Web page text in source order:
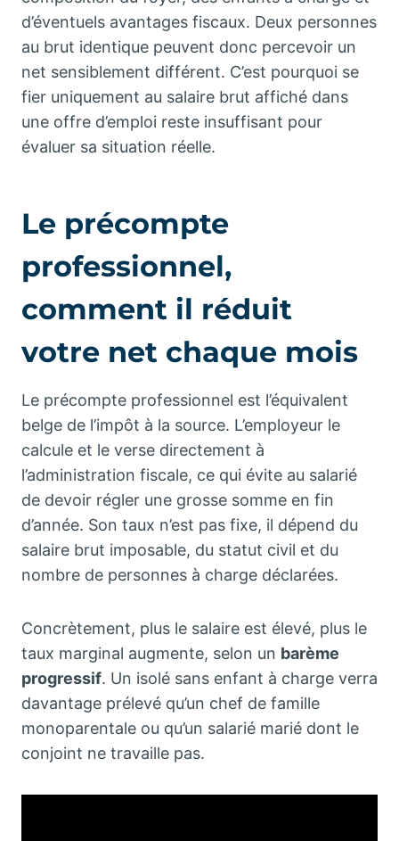
d’éventuels avantages fiscaux. Deux personnes
au brut identique peuvent donc percevoir un
net sensiblement différent. C’est pourquoi se
fier uniquement au salaire brut affiché dans
une offre d’emploi reste insuffisant pour
évaluer sa situation réelle.
Le précompte
professionnel,
comment il réduit
votre net chaque mois
Le précompte professionnel est l’équivalent
belge de l’impôt à la source. L’employeur le
calcule et le verse directement à
l’administration fiscale, ce qui évite au salarié
de devoir régler une grosse somme en fin
d’année. Son taux n’est pas fixe, il dépend du
salaire brut imposable, du statut civil et du
nombre de personnes à charge déclarées.
Concrètement, plus le salaire est élevé, plus le
taux marginal augmente, selon un barème
progressif. Un isolé sans enfant à charge verra
davantage prélevé qu’un chef de famille
monoparentale ou qu’un salarié marié dont le
conjoint ne travaille pas.